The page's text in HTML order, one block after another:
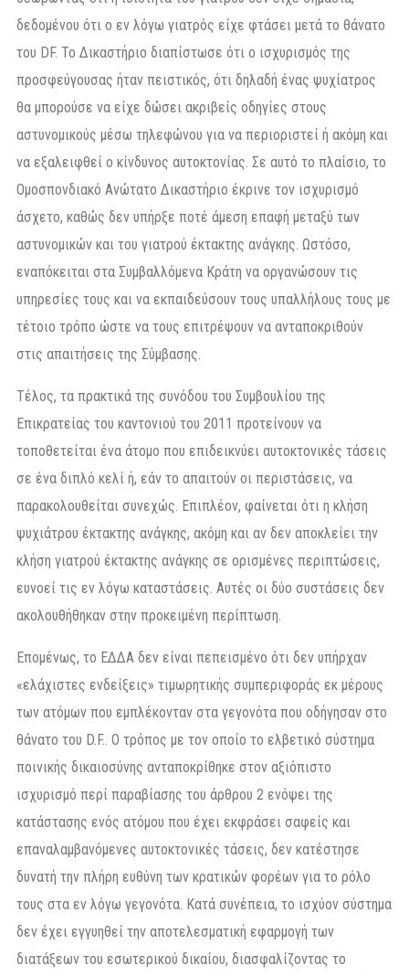
δεδομένου ότι ο εν λόγω γιατρός είχε φτάσει μετά το θάνατο
του DF. Το Δικαστήριο διαπίστωσε ότι ο ισχυρισμός της
προσφεύγουσας ήταν πειστικός, ότι δηλαδή ένας ψυχίατρος
θα μπορούσε να είχε δώσει ακριβείς οδηγίες στους
αστυνομικούς μέσω τηλεφώνου για να περιοριστεί ή ακόμη και
να εξαλειφθεί ο κίνδυνος αυτοκτονίας. Σε αυτό το πλαίσιο, το
Ομοσπονδιακό Ανώτατο Δικαστήριο έκρινε τον ισχυρισμό
άσχετο, καθώς δεν υπήρξε ποτέ άμεση επαφή μεταξύ των
αστυνομικών και του γιατρού έκτακτης ανάγκης. Ωστόσο,
εναπόκειται στα Συμβαλλόμενα Κράτη να οργανώσουν τις
υπηρεσίες τους και να εκπαιδεύσουν τους υπαλλήλους τους με
τέτοιο τρόπο ώστε να τους επιτρέψουν να ανταποκριθούν
στις απαιτήσεις της Σύμβασης.
Τέλος, τα πρακτικά της συνόδου του Συμβουλίου της
Επικρατείας του καντονιού του 2011 προτείνουν να
τοποθετείται ένα άτομο που επιδεικνύει αυτοκτονικές τάσεις
σε ένα διπλό κελί ή, εάν το απαιτούν οι περιστάσεις, να
παρακολουθείται συνεχώς. Επιπλέον, φαίνεται ότι η κλήση
ψυχιάτρου έκτακτης ανάγκης, ακόμη και αν δεν αποκλείει την
κλήση γιατρού έκτακτης ανάγκης σε ορισμένες περιπτώσεις,
ευνοεί τις εν λόγω καταστάσεις. Αυτές οι δύο συστάσεις δεν
ακολουθήθηκαν στην προκειμένη περίπτωση.
Επομένως, το ΕΔΔΑ δεν είναι πεπεισμένο ότι δεν υπήρχαν
«ελάχιστες ενδείξεις» τιμωρητικής συμπεριφοράς εκ μέρους
των ατόμων που εμπλέκονταν στα γεγονότα που οδήγησαν στο
θάνατο του D.F.. Ο τρόπος με τον οποίο το ελβετικό σύστημα
ποινικής δικαιοσύνης ανταποκρίθηκε στον αξιόπιστο
ισχυρισμό περί παραβίασης του άρθρου 2 ενόψει της
κατάστασης ενός ατόμου που έχει εκφράσει σαφείς και
επαναλαμβανόμενες αυτοκτονικές τάσεις, δεν κατέστησε
δυνατή την πλήρη ευθύνη των κρατικών φορέων για το ρόλο
τους στα εν λόγω γεγονότα. Κατά συνέπεια, το ισχύον σύστημα
δεν έχει εγγυηθεί την αποτελεσματική εφαρμογή των
διατάξεων του εσωτερικού δικαίου, διασφαλίζοντας το